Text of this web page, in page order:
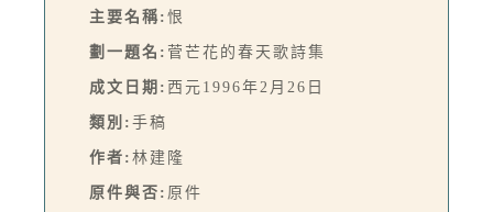
主要名稱: 恨
劃一題名: 菅芒花的春天歌詩集
成文日期: 西元1996年2月26日
類別: 手稿
作者: 林建隆
原件與否: 原件